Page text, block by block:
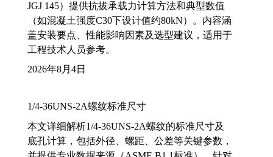
JGJ 145）提供抗拔承载力计算方法和典型数值
（如混凝土强度C30下设计值约80kN）。内容涵
盖安装要点、性能影响因素及选型建议，适用于
工程技术人员参考。
2026年8月4日
1/4-36UNS-2A螺纹标准尺寸
本文详细解析1/4-36UNS-2A螺纹的标准尺寸及
底孔计算，包括外径、螺距、公差等关键参数，